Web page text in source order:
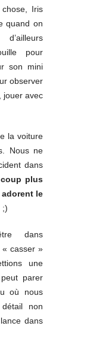
Iris
quand on
pour
son mini
observer
jouer avec
la voiture
Nous ne
dans
plus
le
;)
dans
« casser »
une
parer
où nous
non
dans